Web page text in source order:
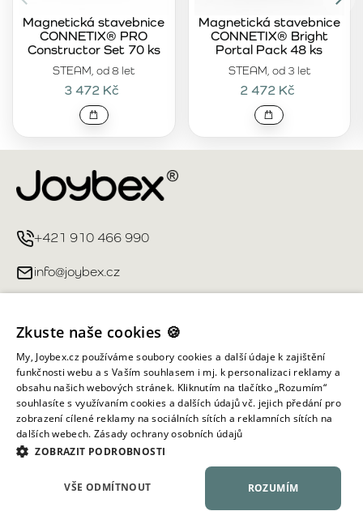
STEAM, od 8 let
Magnetická stavebnice
CONNETIX® PRO
Constructor Set 70 ks
3 472 Kč
STEAM, od 3 let
Magnetická stavebnice
CONNETIX® Bright
Portal Pack 48 ks
2 472 Kč
+421 910 466 990
info@joybex.cz
Můj účet
Informace obchodu
Všechna práva vyhrazena ©
Zkuste naše cookies 🍪
My, Joybex.cz používáme soubory cookies a další údaje k zajištění
funkčnosti webu a s Vaším souhlasem i mj. k personalizaci reklamy a
obsahu našich webových stránek. Kliknutím na tlačítko „Rozumím“
souhlasíte s využívaním cookies a dalších údajů vč. jejich předání pro
zobrazení cílené reklamy na sociálních sítích a reklamních sítích na
dalších webech. Zásady ochrany osobních údajů
ZOBRAZIT PODROBNOSTI
ROZUMÍM
VŠE ODMÍTNOUT